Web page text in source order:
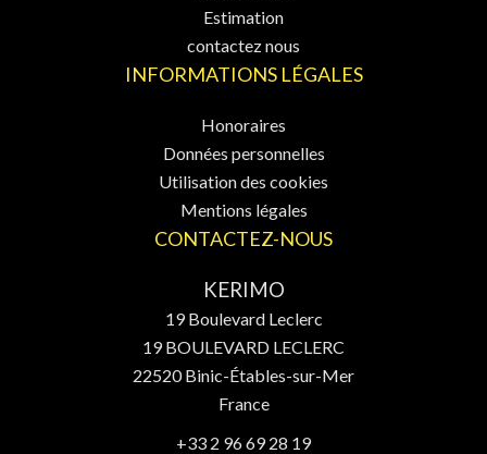
Estimation
contactez nous
INFORMATIONS LÉGALES
Honoraires
Données personnelles
Utilisation des cookies
Mentions légales
CONTACTEZ-NOUS
KERIMO
19 Boulevard Leclerc
19 BOULEVARD LECLERC
22520Binic-Étables-sur-Mer
France
+33 2 96 69 28 19